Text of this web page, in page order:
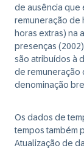
de ausência que
remuneração de
horas extras) na
presenças
são atribuídos à
de remuneração
denominação
Os dados de
tempos também
Atualização de